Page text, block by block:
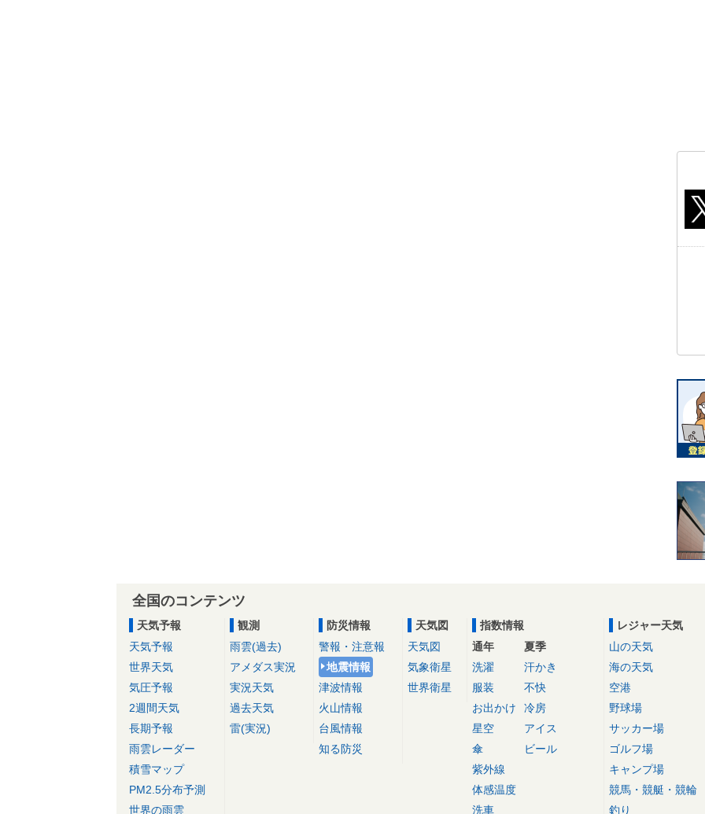
全国のコンテンツ
天気予報
天気予報
世界天気
気圧予報
2週間天気
長期予報
雨雲レーダー
積雪マップ
PM2.5分布予測
世界の雨雲
観測
雨雲(過去)
アメダス実況
実況天気
過去天気
雷(実況)
防災情報
警報・注意報
地震情報
津波情報
火山情報
台風情報
知る防災
天気図
天気図
気象衛星
世界衛星
指数情報
通年
洗濯
服装
お出かけ
星空
傘
紫外線
体感温度
洗車
夏季
汗かき
不快
冷房
アイス
ビール
レジャー天気
山の天気
海の天気
空港
野球場
サッカー場
ゴルフ場
キャンプ場
競馬・競艇・競輪
釣り